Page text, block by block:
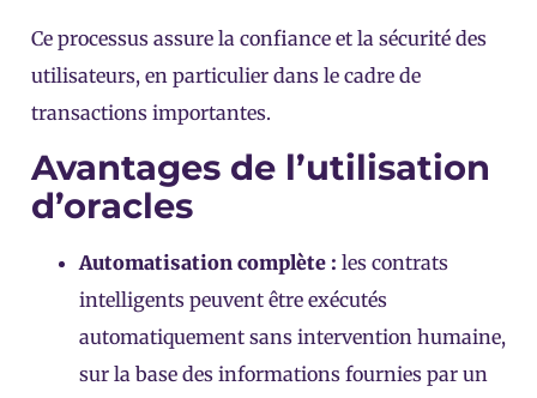
Ce processus assure la confiance et la sécurité des
utilisateurs, en particulier dans le cadre de
transactions importantes.
Avantages de l’utilisation
d’oracles
Automatisation complète : les contrats
intelligents peuvent être exécutés
automatiquement sans intervention humaine,
sur la base des informations fournies par un